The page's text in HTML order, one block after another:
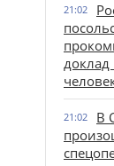
21:02
доклад
21:02
В